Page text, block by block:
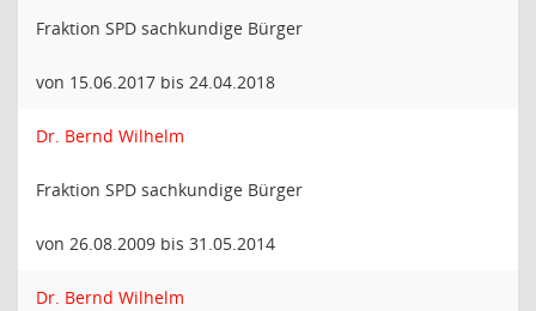
Fraktion SPD sachkundige Bürger
von 15.06.2017 bis 24.04.2018
Dr. Bernd Wilhelm
Fraktion SPD sachkundige Bürger
von 26.08.2009 bis 31.05.2014
Dr. Bernd Wilhelm